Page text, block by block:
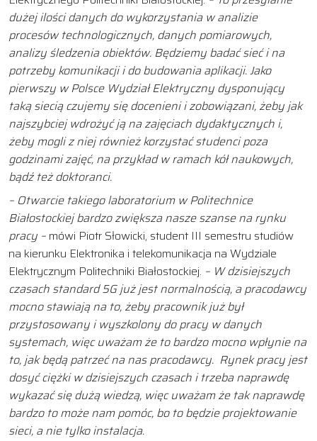
dużej ilości danych do wykorzystania w analizie
procesów technologicznych, danych pomiarowych,
analizy śledzenia obiektów. Będziemy badać sieć i na
potrzeby komunikacji i do budowania aplikacji. Jako
pierwszy w Polsce Wydział Elektryczny dysponujący
taką siecią czujemy się docenieni i zobowiązani, żeby jak
najszybciej wdrożyć ją na zajęciach dydaktycznych i,
żeby mogli z niej również korzystać studenci poza
godzinami zajęć, na przykład w ramach kół naukowych,
bądź też doktoranci.
– Otwarcie takiego laboratorium w Politechnice
Białostockiej bardzo zwiększa nasze szanse na rynku
pracy – mówi Piotr Słowicki, student III semestru studiów
na kierunku Elektronika i telekomunikacja na Wydziale
Elektrycznym Politechniki Białostockiej. – W dzisiejszych
czasach standard 5G już jest normalnością, a pracodawcy
mocno stawiają na to, żeby pracownik już był
przystosowany i wyszkolony do pracy w danych
systemach, więc uważam że to bardzo mocno wpłynie na
to, jak będą patrzeć na nas pracodawcy. Rynek pracy jest
dosyć ciężki w dzisiejszych czasach i trzeba naprawdę
wykazać się dużą wiedzą, więc uważam że tak naprawdę
bardzo to może nam pomóc, bo to będzie projektowanie
sieci, a nie tylko instalacja.